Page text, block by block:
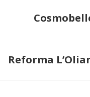
entre
Reforma